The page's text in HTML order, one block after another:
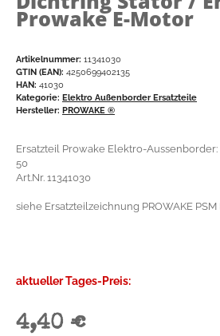
Prowake E-Motor
Artikelnummer: 11341030
GTIN (EAN): 4250699402135
HAN: 41030
Kategorie: Elektro Außenborder Ersatzteile
Hersteller: PROWAKE ®
Ersatzteil Prowake Elektro-Aussenborder:
50
Art.Nr. 11341030
siehe Ersatzteilzeichnung PROWAKE
aktueller Tages-Preis:
4,40 €